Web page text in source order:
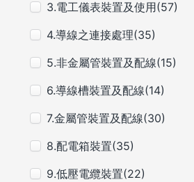
3.電工儀表裝置及使用(57)
4.導線之連接處理(35)
5.非金屬管裝置及配線(15)
6.導線槽裝置及配線(14)
7.金屬管裝置及配線(30)
8.配電箱裝置(35)
9.低壓電纜裝置(22)